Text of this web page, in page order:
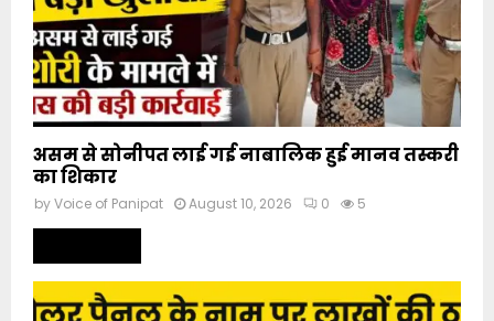
असम से सोनीपत लाई गई नाबालिक हुई मानव तस्करी
का शिकार
byVoice of Panipat August 10, 2026 0 5